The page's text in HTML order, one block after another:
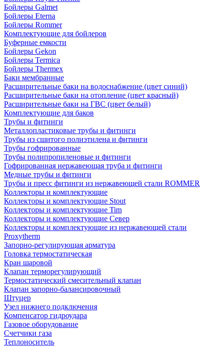
Бойлеры Galmet
Бойлеры Eterna
Бойлеры Rommer
Комплектующие для бойлеров
Буферные емкости
Бойлеры Gekon
Бойлеры Termica
Бойлеры Thermex
Баки мембранные
Расширительные баки на водоснабжение (цвет синий)
Расширительные баки на отопление (цвет красный)
Расширительные баки на ГВС (цвет белый)
Комплектующие для баков
Трубы и фитинги
Металлопластиковые трубы и фитинги
Трубы из сшитого полиэтилена и фитинги
Трубы гофрированные
Трубы полипропиленовые и фитинги
Гофрированная нержавеющая труба и фитинги
Медные трубы и фитинги
Трубы и пресс фитинги из нержавеющей стали ROMMER
Коллекторы и комплектующие
Коллекторы и комплектующие Stout
Коллекторы и комплектующие Tim
Коллекторы и комплектующие Север
Коллекторы и комплектующие из нержавеющей стали
Proxytherm
Запорно-регулирующая арматура
Головка термостатическая
Кран шаровой
Клапан терморегулирующий
Термостатический смесительный клапан
Клапан запорно-балансировочный
Штуцер
Узел нижнего подключения
Компенсатор гидроудара
Газовое оборудование
Счетчики газа
Теплоноситель